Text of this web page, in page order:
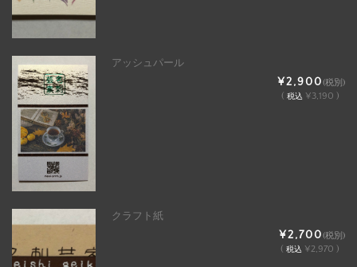
アッシュパール
¥2,900(税別)
( 税込 ¥3,190 )
クラフト紙
¥2,700(税別)
( 税込 ¥2,970 )